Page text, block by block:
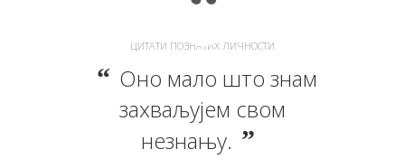
ЦИТАТИ ПОЗНАТИХ ЛИЧНОСТИ
Оно мало што знам
захваљујем свом
незнању.